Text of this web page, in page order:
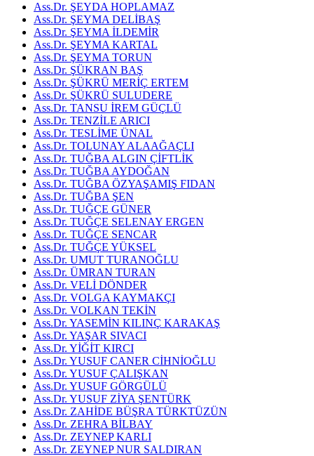
Ass.Dr. ŞEYDA HOPLAMAZ
Ass.Dr. ŞEYMA DELİBAŞ
Ass.Dr. ŞEYMA İLDEMİR
Ass.Dr. ŞEYMA KARTAL
Ass.Dr. ŞEYMA TORUN
Ass.Dr. ŞÜKRAN BAŞ
Ass.Dr. ŞÜKRÜ MERİÇ ERTEM
Ass.Dr. ŞÜKRÜ SULUDERE
Ass.Dr. TANSU İREM GÜÇLÜ
Ass.Dr. TENZİLE ARICI
Ass.Dr. TESLİME ÜNAL
Ass.Dr. TOLUNAY ALAAĞAÇLI
Ass.Dr. TUĞBA ALGIN ÇİFTLİK
Ass.Dr. TUĞBA AYDOĞAN
Ass.Dr. TUĞBA ÖZYAŞAMIŞ FIDAN
Ass.Dr. TUĞBA ŞEN
Ass.Dr. TUĞÇE GÜNER
Ass.Dr. TUĞÇE SELENAY ERGEN
Ass.Dr. TUĞÇE SENCAR
Ass.Dr. TUĞÇE YÜKSEL
Ass.Dr. UMUT TURANOĞLU
Ass.Dr. ÜMRAN TURAN
Ass.Dr. VELİ DÖNDER
Ass.Dr. VOLGA KAYMAKÇI
Ass.Dr. VOLKAN TEKİN
Ass.Dr. YASEMİN KILINÇ KARAKAŞ
Ass.Dr. YAŞAR SIVACI
Ass.Dr. YİĞİT KIRCI
Ass.Dr. YUSUF CANER CİHNİOĞLU
Ass.Dr. YUSUF ÇALIŞKAN
Ass.Dr. YUSUF GÖRGÜLÜ
Ass.Dr. YUSUF ZİYA ŞENTÜRK
Ass.Dr. ZAHİDE BÜŞRA TÜRKTÜZÜN
Ass.Dr. ZEHRA BİLBAY
Ass.Dr. ZEYNEP KARLI
Ass.Dr. ZEYNEP NUR SALDIRAN